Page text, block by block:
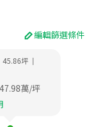
編輯篩選條件
45.86坪 |
47.98萬/坪